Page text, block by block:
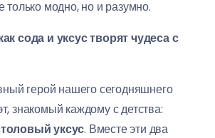
только модно, но и разумно.
сода и уксус творят чудеса с
герой нашего сегодняшнего
знакомый каждому с детства:
уксус. Вместе эти два